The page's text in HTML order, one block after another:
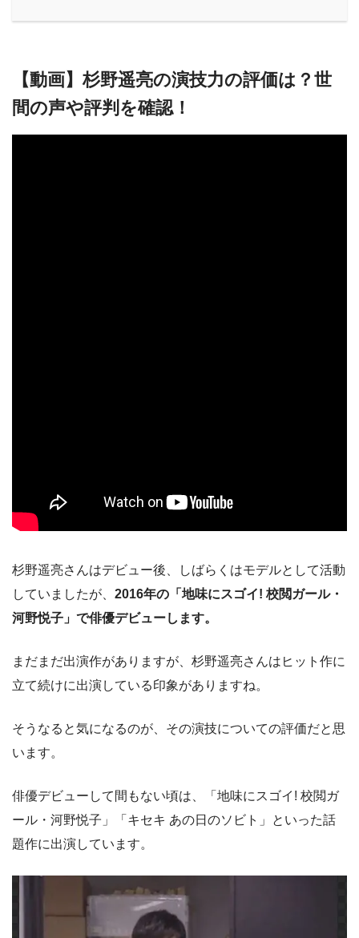
【動画】杉野遥亮の演技力の評価は？世
間の声や評判を確認！
杉野遥亮さんはデビュー後、しばらくはモデルとして活動
していましたが、 2016年の「地味にスゴイ! 校閲ガール・
河野悦子」で俳優デビューします。
まだまだ出演作がありますが、杉野遥亮さんはヒット作に
立て続けに出演している印象がありますね。
そうなると気になるのが、その演技についての評価だと思
います。
俳優デビューして間もない頃は、「地味にスゴイ! 校閲ガ
ール・河野悦子」「キセキ あの日のソビト」といった話
題作に出演しています。